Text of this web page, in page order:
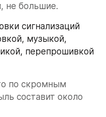
не большие.
сигнализаций
музыкой,
перепрошивкой
по скромным
составит около